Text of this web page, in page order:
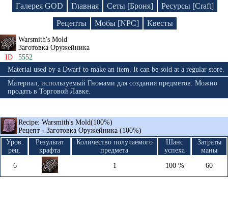
Галерея GOD Главная Сеты [Броня]
Ресурсы [Craft]
Рецепты
Мобы [NPC] Квесты
Warsmith's Mold
Заготовка Оружейника
ID
5552
Material used by a Dwarf to make an item. It can be sold at a regular store.
Материал, используемый Гномами для создания предметов. Можно
продать в Торговой Лавке.
Recipe: Warsmith's Mold(100%)
Рецепт - Заготовка Оружейника (100%)
Уров.
рец.
Результат
крафта
Количество получаемого
предмета
Шанс
успеха
Затраты
маны
6
1 100 % 60